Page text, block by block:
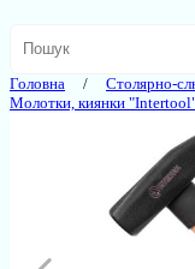
Головна Столярно-
Молотки, киянки